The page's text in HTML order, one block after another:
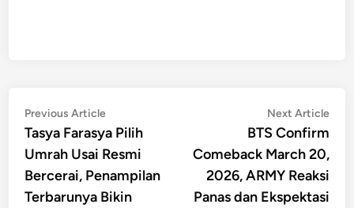
Post
navigation
Previous ArticlePrevious
article:
Tasya Farasya Pilih
Umrah Usai Resmi
Bercerai, Penampilan
Terbarunya Bikin
Next Article
BTS Confirm
Comeback March 20,
2026, ARMY Reaksi
Panas dan Ekspektasi